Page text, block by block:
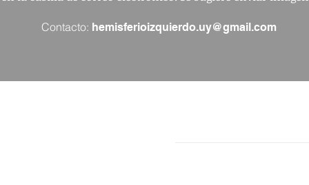
Contacto: hemisferioizquierdo.uy@gmail.com